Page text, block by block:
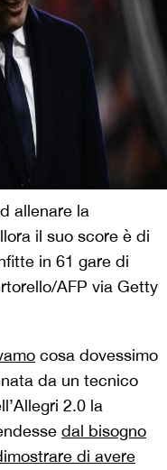
allenare la
il suo score è di
in 61 gare di
AFP via Getty
cosa dovessimo
da un tecnico
2.0 la
dal bisogno
di avere